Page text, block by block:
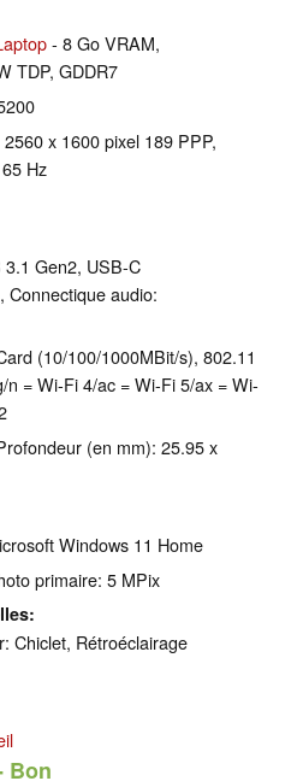
- 8 Go VRAM,
TDP, GDDR7
x 1600 pixel 189 PPP,
Hz
Gen2, USB-C
Connectique audio:
(10/100/1000MBit/s), 802.11
n = Wi-Fi 4/ac = Wi-Fi 5/ax = Wi-
(en mm): 25.95 x
Windows 11 Home
primaire: 5 MPix
Chiclet, Rétroéclairage
Bon